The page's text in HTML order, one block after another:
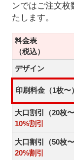
ンではご注文枚
たします。
料金表
（税込）
デザイン
印刷料金（1枚〜）
大口割引（20枚〜
10%割引
大口割引（50枚〜
20%割引